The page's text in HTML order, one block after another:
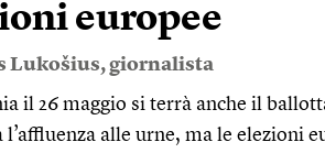
europee
Lukošius, giornalista
il 26 maggio si terrà anche il
l’affluenza alle urne, ma le elezioni